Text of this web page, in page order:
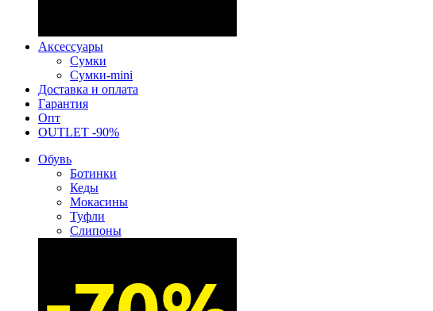
Аксессуары
Сумки
Сумки-mini
Доставка и оплата
Гарантия
Опт
OUTLET -90%
Обувь
Ботинки
Кеды
Мокасины
Туфли
Слипоны